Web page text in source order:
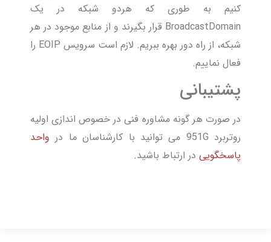
کنیم به طوری که هردو شبکه در یک
BroadcastDomain قرار بگیرند و از منابع موجود در هر
شبکه، از راه دور بهره ببریم. لازم است سرویس EOIP را
فعال نماییم.
پشتیبانی
در صورت هر گونه مشاوره فنی در خصوص اندازی اولیه
روتربرد 951G می توانید با کارشناسان ما در
واحد
پاسخگویی در ارتباط باشید.